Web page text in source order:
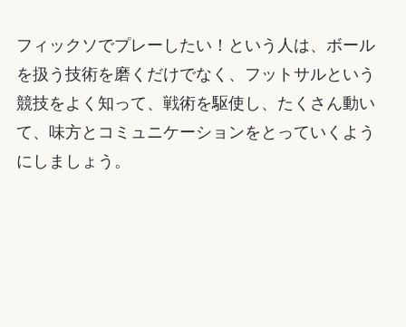
フィックソでプレーしたい！という人は、ボール
を扱う技術を磨くだけでなく、フットサルという
競技をよく知って、戦術を駆使し、たくさん動い
て、味方とコミュニケーションをとっていくよう
にしましょう。